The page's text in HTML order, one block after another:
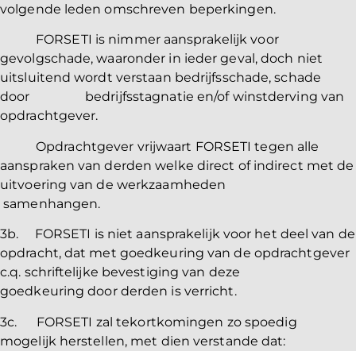
volgende leden omschreven beperkingen.
FORSETI is nimmer aansprakelijk voor
gevolgschade, waaronder in ieder geval, doch niet
uitsluitend wordt verstaan bedrijfsschade, schade
door bedrijfsstagnatie en/of winstderving van
opdrachtgever.
Opdrachtgever vrijwaart FORSETI tegen alle
aanspraken van derden welke direct of indirect met de
uitvoering van de werkzaamheden
samenhangen.
3b. FORSETI is niet aansprakelijk voor het deel van de
opdracht, dat met goedkeuring van de opdrachtgever
c.q. schriftelijke bevestiging van deze
goedkeuring door derden is verricht.
3c. FORSETI zal tekortkomingen zo spoedig
mogelijk herstellen, met dien verstande dat: